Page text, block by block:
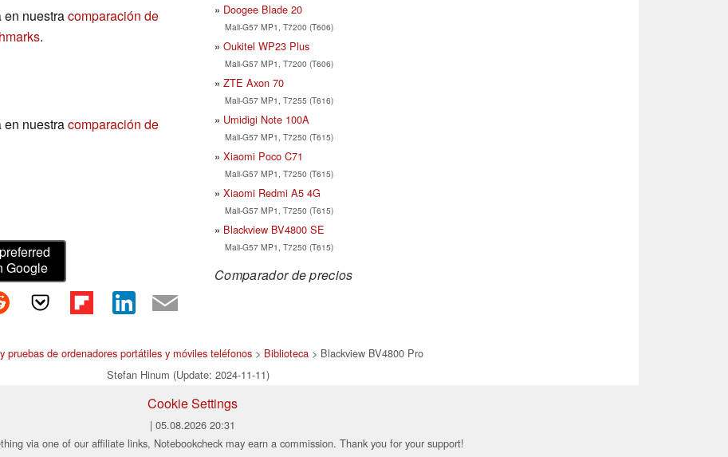
en nuestracomparación de
.
en nuestracomparación de
Google
Doogee Blade 20
Mali-G57 MP1, T7200 (T606)
Oukitel WP23 Plus
Mali-G57 MP1, T7200 (T606)
ZTE Axon 70
Mali-G57 MP1, T7255 (T616)
Umidigi Note 100A
Mali-G57 MP1, T7250 (T615)
Xiaomi Poco C71
Mali-G57 MP1, T7250 (T615)
Xiaomi Redmi A5 4G
Mali-G57 MP1, T7250 (T615)
Blackview BV4800 SE
Mali-G57 MP1, T7250 (T615)
Comparador de precios
pruebas de ordenadores portátiles y móviles teléfonos> Biblioteca> Blackview BV4800 Pro
Stefan Hinum (Update: 2024-11-11)
Cookie Settings
| 05.08.2026 20:31
via one of our affiliate links, Notebookcheck may earn a commission. Thank you for your support!